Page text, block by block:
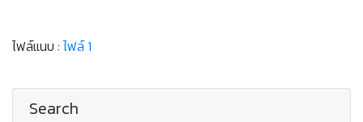
ไฟล์แนบ : ไฟล์ 1
Search